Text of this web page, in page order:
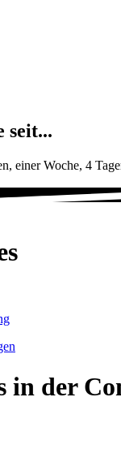
seit...
einer Woche, 4
in der